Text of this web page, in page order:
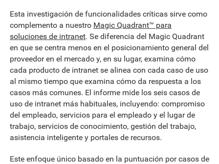
Esta investigación de funcionalidades críticas sirve como
complemento a nuestro Magic Quadrant™ para
soluciones de intranet. Se diferencia del Magic Quadrant
en que se centra menos en el posicionamiento general del
proveedor en el mercado y, en su lugar, examina cómo
cada producto de intranet se alinea con cada caso de uso
al mismo tiempo que examina cómo da respuesta a los
casos más comunes. El informe mide los seis casos de
uso de intranet más habituales, incluyendo: compromiso
del empleado, servicios para el empleado y el lugar de
trabajo, servicios de conocimiento, gestión del trabajo,
asistencia inteligente y portales de recursos.
Este enfoque único basado en la puntuación por casos de